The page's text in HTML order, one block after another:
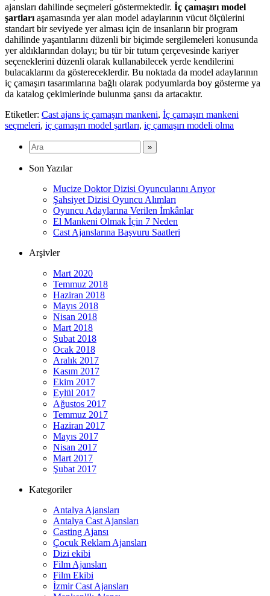
ajansları dahilinde seçmeleri göstermektedir. İç çamaşırı model
şartları aşamasında yer alan model adaylarının vücut ölçülerini
standart bir seviyede yer alması için de insanların bir program
dahilinde yaşantılarını düzenli bir biçimde sergilemeleri konusunda
yer aldıklarından dolayı; bu tür bir tutum çerçevesinde kariyer
seçeneklerini düzenli olarak kullanabilecek yerde kendilerini
bulacaklarını da göstereceklerdir. Bu noktada da model adaylarının
iç çamaşırı tasarımlarına bağlı olarak podyumlarda boy gösterme ya
da katalog çekimlerinde bulunma şansı da artacaktır.
Etiketler: Cast ajans iç çamaşırı mankeni, İç çamaşırı mankeni
seçmeleri, iç çamaşırı model şartları, iç çamaşırı modeli olma
Son Yazılar
Mucize Doktor Dizisi Oyuncularını Arıyor
Şahsiyet Dizisi Oyuncu Alımları
Oyuncu Adaylarına Verilen İmkânlar
El Mankeni Olmak İçin 7 Neden
Cast Ajanslarına Başvuru Saatleri
Arşivler
Mart 2020
Temmuz 2018
Haziran 2018
Mayıs 2018
Nisan 2018
Mart 2018
Şubat 2018
Ocak 2018
Aralık 2017
Kasım 2017
Ekim 2017
Eylül 2017
Ağustos 2017
Temmuz 2017
Haziran 2017
Mayıs 2017
Nisan 2017
Mart 2017
Şubat 2017
Kategoriler
Antalya Ajansları
Antalya Cast Ajansları
Casting Ajansı
Çocuk Reklam Ajansları
Dizi ekibi
Film Ajansları
Film Ekibi
İzmir Cast Ajansları